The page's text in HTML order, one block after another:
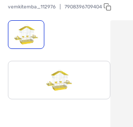
vemkitemba_112976 7908396709404